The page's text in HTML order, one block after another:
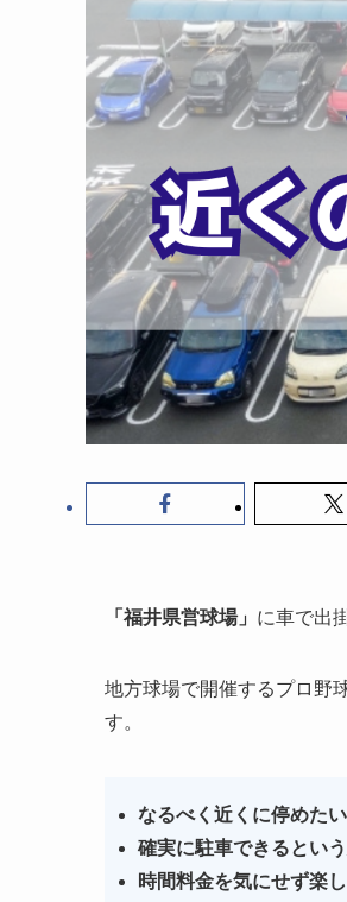
「福井県営球場」 に車で出
地方球場で開催するプロ野
す。
なるべく近くに停めたい
確実に駐車できるとい
時間料金を気にせず楽